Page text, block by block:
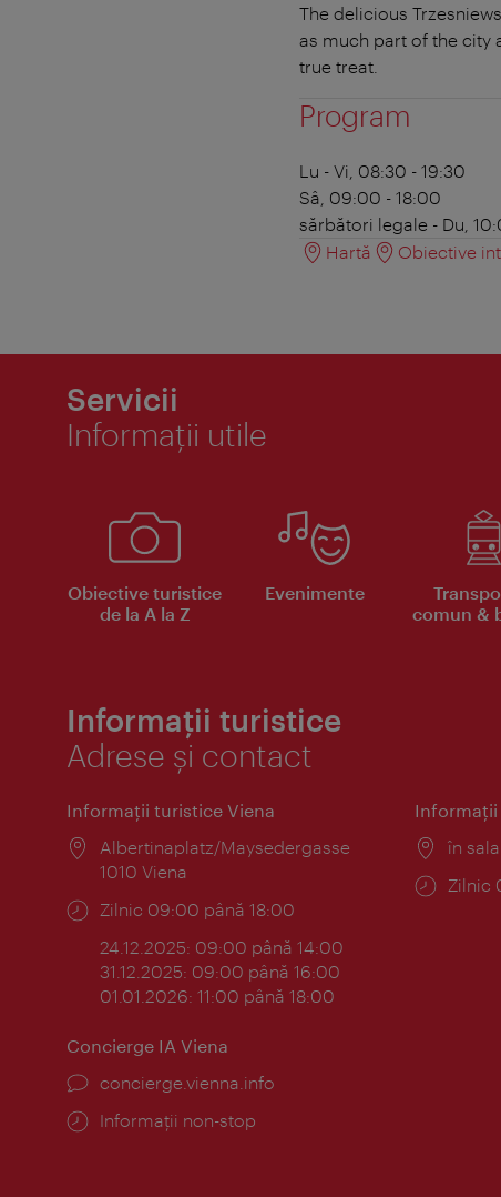
The delicious
as much part of the city
true treat.
Program
Lu - Vi, 08:30 - 19:30
Sâ, 09:00 - 18:00
sărbători legale - Du,
Hartă
Obiective
Servicii
Informaţii utile
Obiective turistice
de la A la Z
Evenimente
comun &
Informații turistice
Adrese și contact
Informaţii turistice Viena
Locul:
Albertinaplatz/Maysedergasse
1010 Viena
Program:
Zilnic 09:00 până 18:00
24.12.2025: 09:00 până 14:00
31.12.2025: 09:00 până 16:00
01.01.2026: 11:00 până 18:00
Informaţii
Locul:
în
Zilnic
Concierge IA Viena
concierge.vienna.info
Informații non-stop